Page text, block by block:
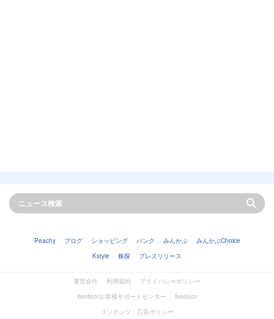
Peachy ブログ ショッピング バンク みんかぶ
みんかぶChoice
Kstyle
株探 プレスリリース
運営会社 利用規約
プライバシーポリシー
livedoorお客様サポートセンター
livedoor
コンテンツ・広告ポリシー